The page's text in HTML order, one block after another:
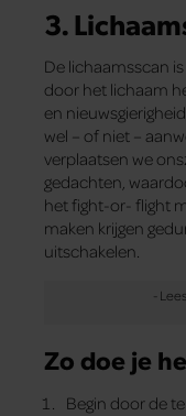
3.
De lichaamsscan
door het lichaam
en
wel – of niet –
verplaatsen we
gedachten,
het fight-or- flight
maken krijgen
uitschakelen.
Zo doe je
Begin door de